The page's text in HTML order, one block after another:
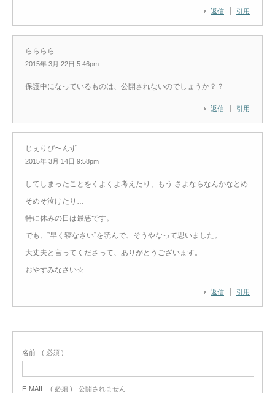
返信 引用
らららら
2015年 3月 22日 5:46pm
返信 引用
保護中になっているものは、公開されないのでしょうか？？
じぇりび〜んず
2015年 3月 14日 9:58pm
返信 引用
してしまったことをくよくよ考えたり、もう さよならなんかなとめ
そめそ泣けたり…
特に休みの日は最悪です。
でも、”早く寝なさい”を読んで、そうやなって思いました。
大丈夫と言ってくださって、ありがとうございます。
おやすみなさい☆
名前 ( 必須 )
E-MAIL ( 必須 ) - 公開されません -